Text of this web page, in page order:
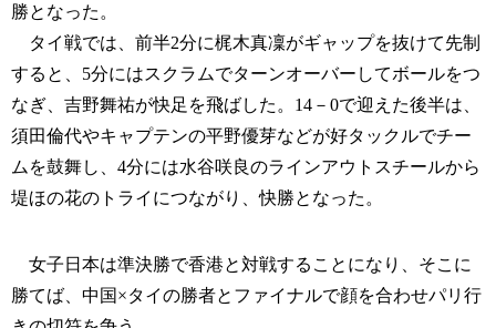
勝となった。
タイ戦では、前半2分に梶木真凜がギャップを抜けて先制
すると、5分にはスクラムでターンオーバーしてボールをつ
なぎ、吉野舞祐が快足を飛ばした。14－0で迎えた後半は、
須田倫代やキャプテンの平野優芽などが好タックルでチー
ムを鼓舞し、4分には水谷咲良のラインアウトスチールから
堤ほの花のトライにつながり、快勝となった。
女子日本は準決勝で香港と対戦することになり、そこに
勝てば、中国×タイの勝者とファイナルで顔を合わせパリ行